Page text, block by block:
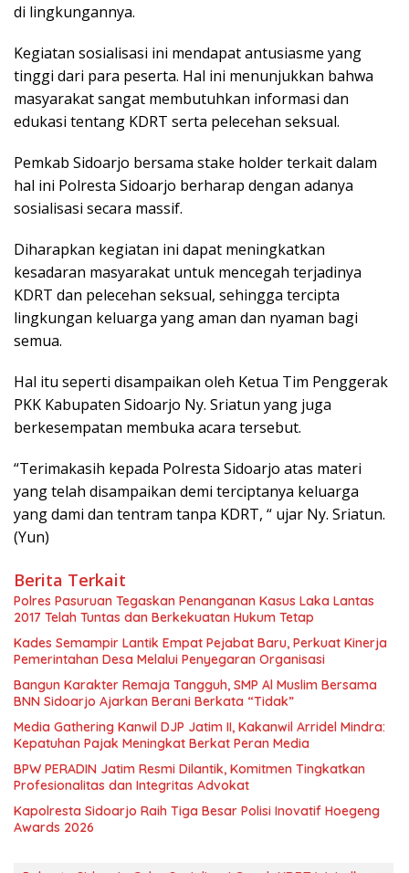
di lingkungannya.
Kegiatan sosialisasi ini mendapat antusiasme yang
tinggi dari para peserta. Hal ini menunjukkan bahwa
masyarakat sangat membutuhkan informasi dan
edukasi tentang KDRT serta pelecehan seksual.
Pemkab Sidoarjo bersama stake holder terkait dalam
hal ini Polresta Sidoarjo berharap dengan adanya
sosialisasi secara massif.
Diharapkan kegiatan ini dapat meningkatkan
kesadaran masyarakat untuk mencegah terjadinya
KDRT dan pelecehan seksual, sehingga tercipta
lingkungan keluarga yang aman dan nyaman bagi
semua.
Hal itu seperti disampaikan oleh Ketua Tim Penggerak
PKK Kabupaten Sidoarjo Ny. Sriatun yang juga
berkesempatan membuka acara tersebut.
“Terimakasih kepada Polresta Sidoarjo atas materi
yang telah disampaikan demi terciptanya keluarga
yang dami dan tentram tanpa KDRT, “ ujar Ny. Sriatun.
(Yun)
Berita Terkait
Polres Pasuruan Tegaskan Penanganan Kasus Laka Lantas
2017 Telah Tuntas dan Berkekuatan Hukum Tetap
Kades Semampir Lantik Empat Pejabat Baru, Perkuat Kinerja
Pemerintahan Desa Melalui Penyegaran Organisasi
Bangun Karakter Remaja Tangguh, SMP Al Muslim Bersama
BNN Sidoarjo Ajarkan Berani Berkata “Tidak”
Media Gathering Kanwil DJP Jatim II, Kakanwil Arridel Mindra:
Kepatuhan Pajak Meningkat Berkat Peran Media
BPW PERADIN Jatim Resmi Dilantik, Komitmen Tingkatkan
Profesionalitas dan Integritas Advokat
Kapolresta Sidoarjo Raih Tiga Besar Polisi Inovatif Hoegeng
Awards 2026